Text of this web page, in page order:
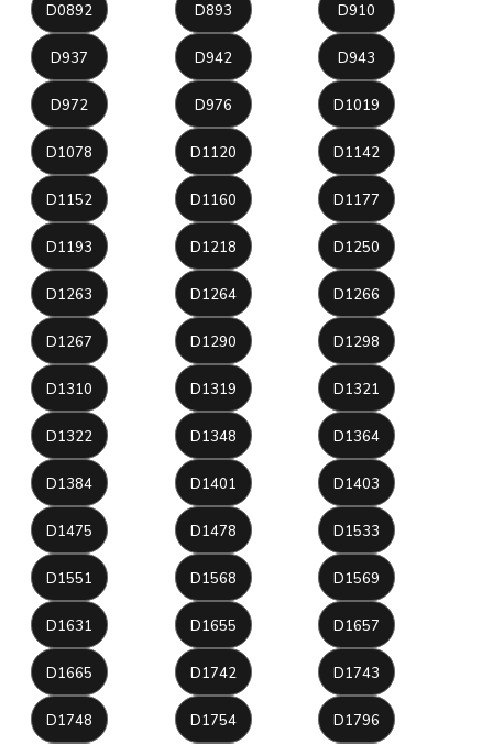
D0892 D893 D910
D937 D942 D943
D972 D976 D1019
D1078 D1120 D1142
D1152 D1160 D1177
D1193 D1218 D1250
D1263 D1264 D1266
D1267 D1290 D1298
D1310 D1319 D1321
D1322 D1348 D1364
D1384 D1401 D1403
D1475 D1478 D1533
D1551 D1568 D1569
D1631 D1655 D1657
D1665 D1742 D1743
D1748 D1754 D1796